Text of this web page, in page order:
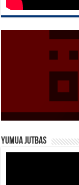
Yumua Jutbas